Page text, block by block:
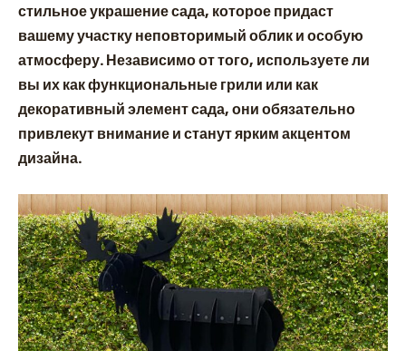
стильное украшение сада, которое придаст
вашему участку неповторимый облик и особую
атмосферу. Независимо от того, используете ли
вы их как функциональные грили или как
декоративный элемент сада, они обязательно
привлекут внимание и станут ярким акцентом
дизайна.